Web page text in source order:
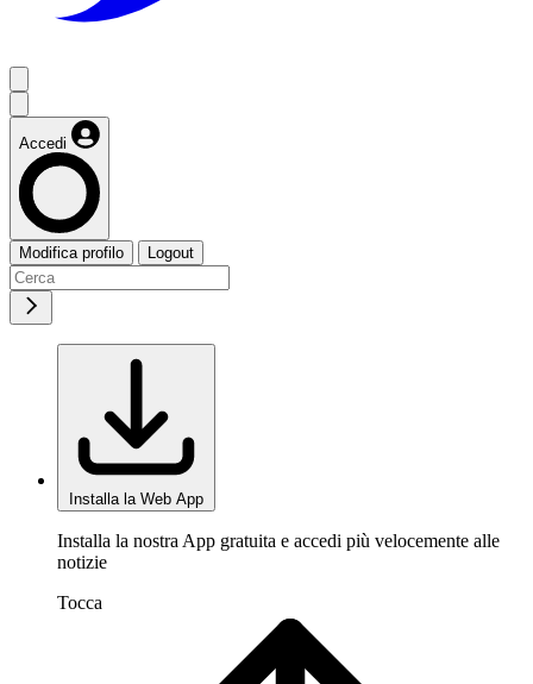
Accedi
Modifica profilo Logout
Installa la Web App
Installa la nostra App gratuita e accedi più velocemente alle
notizie
Tocca